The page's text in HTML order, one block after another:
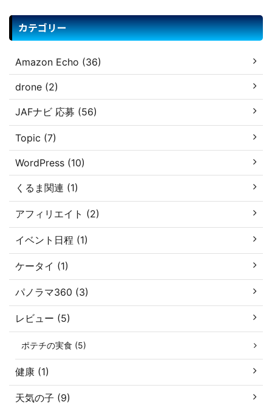
カテゴリー
Amazon Echo (36)
drone (2)
JAFナビ 応募 (56)
Topic (7)
WordPress (10)
くるま関連 (1)
アフィリエイト (2)
イベント日程 (1)
ケータイ (1)
パノラマ360 (3)
レビュー (5)
ポテチの実食 (5)
健康 (1)
天気の子 (9)